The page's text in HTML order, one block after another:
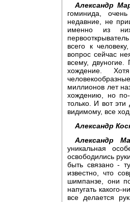
Александр
гоминида,
недавние, не
именно из
всего к
вопрос сейчас
всему,
хождение.
миллионов лет
хождению, но по-
только. И вот
видимому, все
Александр
Александр
уникальная
освободились
быть связано -
известно, что
шимпанзе, они
напугать
все делается